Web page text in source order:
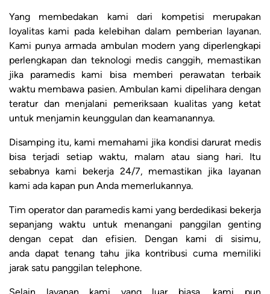
Yang membedakan kami dari kompetisi merupakan
loyalitas kami pada kelebihan dalam pemberian layanan.
Kami punya armada ambulan modern yang diperlengkapi
perlengkapan dan teknologi medis canggih, memastikan
jika paramedis kami bisa memberi perawatan terbaik
waktu membawa pasien. Ambulan kami dipelihara dengan
teratur dan menjalani pemeriksaan kualitas yang ketat
untuk menjamin keunggulan dan keamanannya.
Disamping itu, kami memahami jika kondisi darurat medis
bisa terjadi setiap waktu, malam atau siang hari. Itu
sebabnya kami bekerja 24/7, memastikan jika layanan
kami ada kapan pun Anda memerlukannya.
Tim operator dan paramedis kami yang berdedikasi bekerja
sepanjang waktu untuk menangani panggilan genting
dengan cepat dan efisien. Dengan kami di sisimu,
anda dapat tenang tahu jika kontribusi cuma memiliki
jarak satu panggilan telephone.